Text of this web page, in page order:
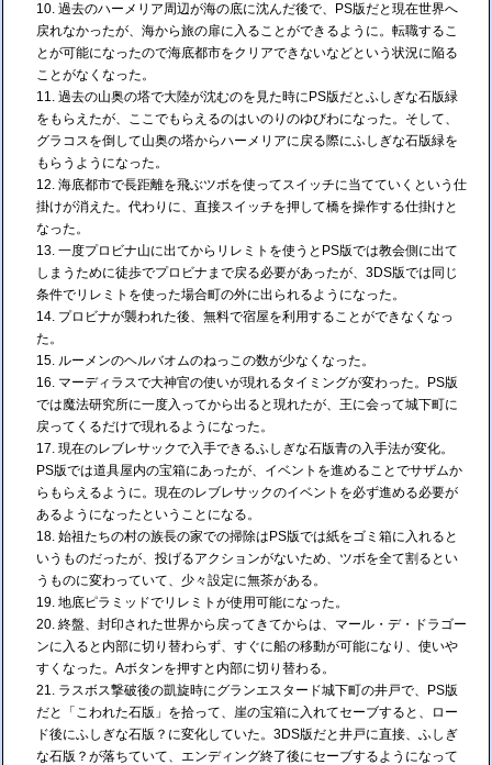
過去のハーメリア周辺が海の底に沈んだ後で、PS版だと現在世界へ
戻れなかったが、海から旅の扉に入ることができるように。転職するこ
とが可能になったので海底都市をクリアできないなどという状況に陥る
ことがなくなった。
過去の山奥の塔で大陸が沈むのを見た時にPS版だとふしぎな石版緑
をもらえたが、ここでもらえるのはいのりのゆびわになった。そして、
グラコスを倒して山奥の塔からハーメリアに戻る際にふしぎな石版緑を
もらうようになった。
海底都市で長距離を飛ぶツボを使ってスイッチに当てていくという仕
掛けが消えた。代わりに、直接スイッチを押して橋を操作する仕掛けと
なった。
一度プロビナ山に出てからリレミトを使うとPS版では教会側に出て
しまうために徒歩でプロビナまで戻る必要があったが、3DS版では同じ
条件でリレミトを使った場合町の外に出られるようになった。
プロビナが襲われた後、無料で宿屋を利用することができなくなっ
た。
ルーメンのヘルバオムのねっこの数が少なくなった。
マーディラスで大神官の使いが現れるタイミングが変わった。PS版
では魔法研究所に一度入ってから出ると現れたが、王に会って城下町に
戻ってくるだけで現れるようになった。
現在のレブレサックで入手できるふしぎな石版青の入手法が変化。
PS版では道具屋内の宝箱にあったが、イベントを進めることでサザムか
らもらえるように。現在のレブレサックのイベントを必ず進める必要が
あるようになったということになる。
始祖たちの村の族長の家での掃除はPS版では紙をゴミ箱に入れると
いうものだったが、投げるアクションがないため、ツボを全て割るとい
うものに変わっていて、少々設定に無茶がある。
地底ピラミッドでリレミトが使用可能になった。
終盤、封印された世界から戻ってきてからは、マール・デ・ドラゴー
ンに入ると内部に切り替わらず、すぐに船の移動が可能になり、使いや
すくなった。Aボタンを押すと内部に切り替わる。
ラスボス撃破後の凱旋時にグランエスタード城下町の井戸で、PS版
だと「こわれた石版」を拾って、崖の宝箱に入れてセーブすると、ロー
ド後にふしぎな石版？に変化していた。3DS版だと井戸に直接、ふしぎ
な石版？が落ちていて、エンディング終了後にセーブするようになって